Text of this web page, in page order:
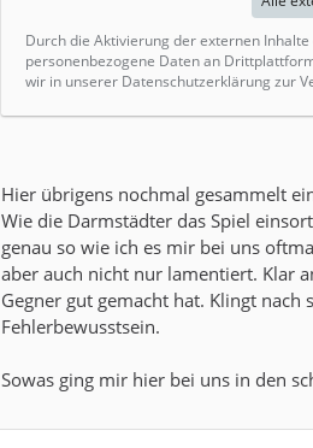
Durch die Aktivierung der externen
personenbezogene Daten an
wir in unserer Datenschutzerklärung zur
Hier übrigens nochmal gesammelt
Wie die Darmstädter das Spiel
genau so wie ich es mir bei uns
aber auch nicht nur lamentiert. Klar
Gegner gut gemacht hat. Klingt
Fehlerbewusstsein.
Sowas ging mir hier bei uns in den